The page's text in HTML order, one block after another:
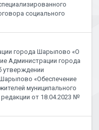
социального
города Шарыпово «О
Администрации города
утверждении
«Обеспечение
муниципального
от 18.04.2023 №